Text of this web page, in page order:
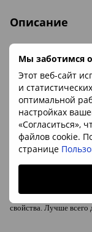
Мы заботимся
Этот веб-сайт
и
оптимальной
настройках
«Согласиться»,
файлов cookie.
странице
Описание
Деревце-оберег с
Минерал: содалит
Высота:ок.8см
Размер камня:4-7мм
Основание:
Происхождение
Дерево, на котором
свойства. Лучше всего